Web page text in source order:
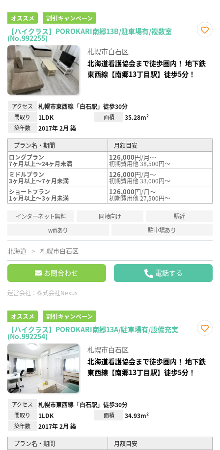
オススメ 割引キャンペーン
【ハイクラス】POROKARI南郷13B/駐車場有/複数室
(No.992255)
録
札幌市白石区
北海道看護協会まで徒歩圏内！ 地下鉄
東西線【南郷13丁目駅】徒歩5分！
アクセス 札幌市東西線「白石駅」徒歩30分
間取り 1LDK 面積 35.28m²
築年数 2017年 2月 築
プラン名・期間
月額目安
ロングプラン
7ヶ月以上～24ヶ月未満
126,000円/月～
初期費用他 38,500円～
ミドルプラン
3ヶ月以上～7ヶ月未満
126,000円/月～
初期費用他 33,000円～
ショートプラン
1ヶ月以上～3ヶ月未満
126,000円/月～
初期費用他 27,500円～
インターネット無料 同棲向け
駅近
wifiあり
駐車場あり
北海道 札幌市白石区
お問合わせ 電話する
運営会社： 株式会社Nexus
オススメ 割引キャンペーン
【ハイクラス】POROKARI南郷13A/駐車場有/設備充実
(No.992254)
録
札幌市白石区
北海道看護協会まで徒歩圏内！ 地下鉄
東西線【南郷13丁目駅】徒歩5分！
アクセス 札幌市東西線「白石駅」徒歩30分
間取り 1LDK 面積 34.93m²
築年数 2017年 2月 築
プラン名・期間
月額目安